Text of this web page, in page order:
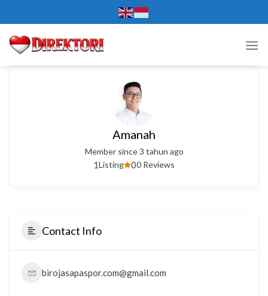
to
content
Amanah
Member since 3 tahun ago
00 Reviews
1Listing
Contact Info
birojasapaspor.com@gmail.com